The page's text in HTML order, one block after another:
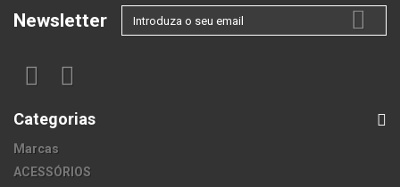
Newsletter
Categorias
Marcas
ACESSÓRIOS